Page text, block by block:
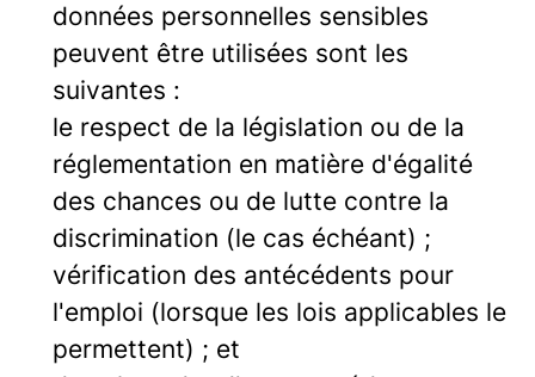
données personnelles sensibles
peuvent être utilisées sont les
suivantes :
le respect de la législation ou de la
réglementation en matière d'égalité
des chances ou de lutte contre la
discrimination (le cas échéant) ;
vérification des antécédents pour
l'emploi (lorsque les lois applicables le
permettent) ; et